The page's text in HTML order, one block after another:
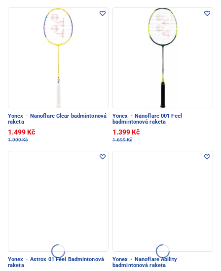
Yonex · Nanoflare Clear badmintonová
raketa
1.499 Kč
1.999 Kč
Yonex · Nanoflare 001 Feel
badmintonová raketa
1.399 Kč
1.699 Kč
Yonex · Astrox 01 Feel Badmintonová
raketa
Yonex · Nanoflare Ability
badmintonová raketa